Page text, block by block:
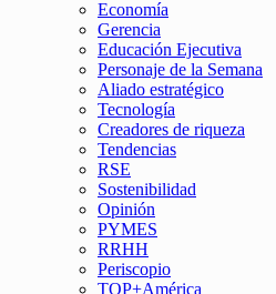
Economía
Gerencia
Educación Ejecutiva
Personaje de la Semana
Aliado estratégico
Tecnología
Creadores de riqueza
Tendencias
RSE
Sostenibilidad
Opinión
PYMES
RRHH
Periscopio
TOP+América